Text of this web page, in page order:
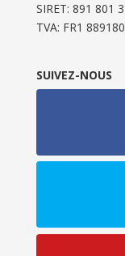
SIRET: 891 801
TVA: FR1
SUIVEZ-NOUS